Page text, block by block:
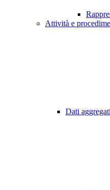
Attività e
Dati